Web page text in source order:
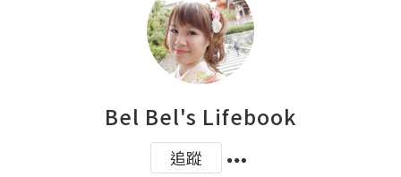
Bel Bel's Lifebook
追蹤